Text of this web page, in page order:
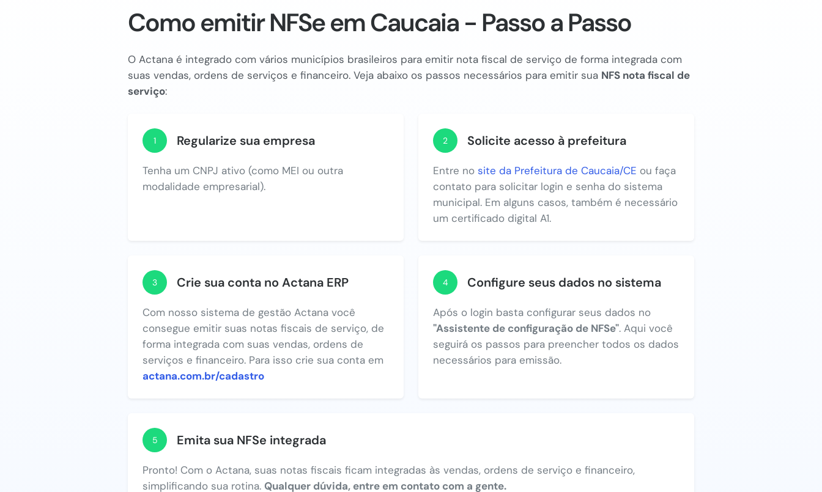
Como emitir NFSe em Caucaia - Passo a Passo
O Actana é integrado com vários municípios brasileiros para emitir nota fiscal de serviço de forma integrada com
suas vendas, ordens de serviços e financeiro. Veja abaixo os passos necessários para emitir sua NFS nota fiscal de
serviço:
1 Regularize sua empresa
Tenha um CNPJ ativo (como MEI ou outra
modalidade empresarial).
2 Solicite acesso à prefeitura
Entre no site da Prefeitura de Caucaia/CE ou faça
contato para solicitar login e senha do sistema
municipal. Em alguns casos, também é necessário
um certificado digital A1.
3 Crie sua conta no Actana ERP
Com nosso sistema de gestão Actana você
consegue emitir suas notas fiscais de serviço, de
forma integrada com suas vendas, ordens de
serviços e financeiro. Para isso crie sua conta em
actana.com.br/cadastro
4 Configure seus dados no sistema
Após o login basta configurar seus dados no
"Assistente de configuração de NFSe". Aqui você
seguirá os passos para preencher todos os dados
necessários para emissão.
5 Emita sua NFSe integrada
Pronto! Com o Actana, suas notas fiscais ficam integradas às vendas, ordens de serviço e financeiro,
simplificando sua rotina. Qualquer dúvida, entre em contato com a gente.